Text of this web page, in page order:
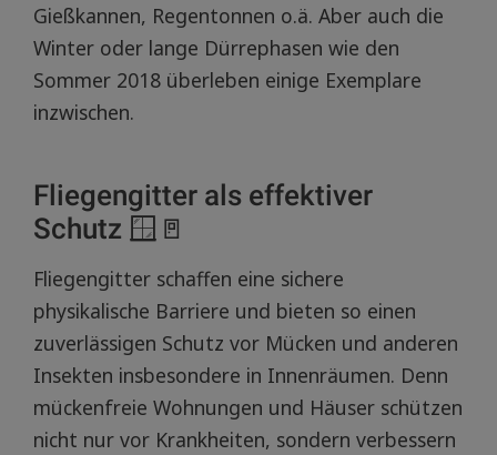
Gießkannen, Regentonnen o.ä. Aber auch die
Winter oder lange Dürrephasen wie den
Sommer 2018 überleben einige Exemplare
inzwischen.
Fliegengitter als effektiver
Schutz 🪟🚪
Fliegengitter schaffen eine sichere
physikalische Barriere und bieten so einen
zuverlässigen Schutz vor Mücken und anderen
Insekten insbesondere in Innenräumen. Denn
mückenfreie Wohnungen und Häuser schützen
nicht nur vor Krankheiten, sondern verbessern